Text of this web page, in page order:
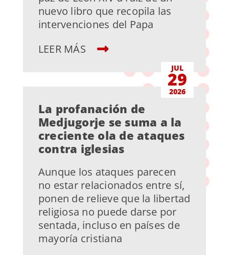
nuevo libro que recopila las
intervenciones del Papa
LEER MÁS
JUL
29
2026
La profanación de
Medjugorje se suma a la
creciente ola de ataques
contra iglesias
Aunque los ataques parecen
no estar relacionados entre sí,
ponen de relieve que la libertad
religiosa no puede darse por
sentada, incluso en países de
mayoría cristiana